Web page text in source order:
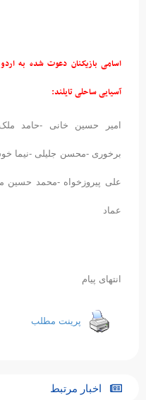
اسامی بازیکنان دعوت شده به
آسیایی ساحلی تایلند:
امیر حسین خانی -حامد
برخوری -محسن جلیلی -نیما
علی پیروزخواه -محمد حسین
عماد
انتهای پیام
پرینت مطلب
اخبار مرتبط